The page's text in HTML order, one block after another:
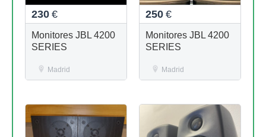
230 €
Monitores JBL 4200
SERIES
Madrid
250 €
Monitores JBL 4200
SERIES
Madrid